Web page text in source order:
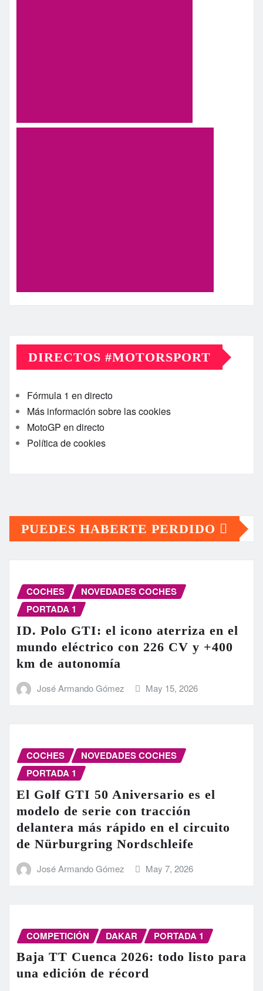
DIRECTOS #MOTORSPORT
Fórmula 1 en directo
Más información sobre las cookies
MotoGP en directo
Política de cookies
PUEDES HABERTE PERDIDO
COCHES
NOVEDADES COCHES
PORTADA 1
ID. Polo GTI: el icono aterriza en el
mundo eléctrico con 226 CV y +400
km de autonomía
José Armando Gómez May 15, 2026
COCHES
NOVEDADES COCHES
PORTADA 1
El Golf GTI 50 Aniversario es el
modelo de serie con tracción
delantera más rápido en el circuito
de Nürburgring Nordschleife
José Armando Gómez May 7, 2026
COMPETICIÓN DAKAR PORTADA 1
Baja TT Cuenca 2026: todo listo para
una edición de récord